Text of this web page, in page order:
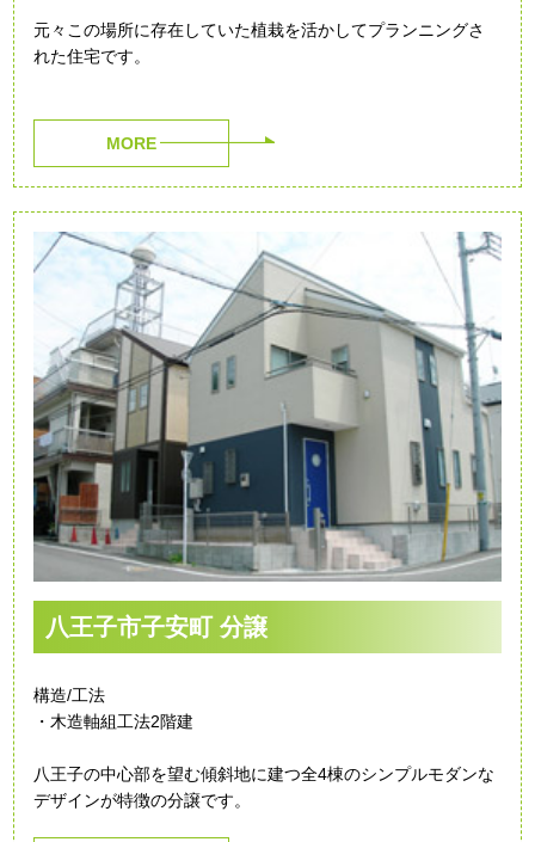
元々この場所に存在していた植栽を活かしてプランニングさ
れた住宅です。
MORE
八王子市子安町 分譲
構造/工法
・木造軸組工法2階建
八王子の中心部を望む傾斜地に建つ全4棟のシンプルモダンな
デザインが特徴の分譲です。